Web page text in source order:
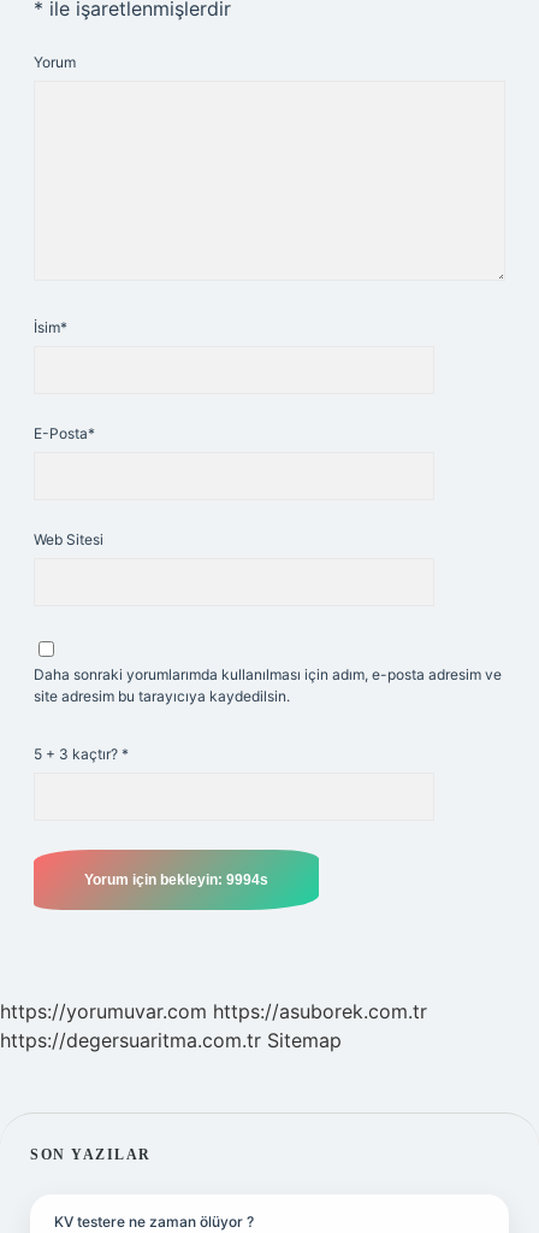
* ile işaretlenmişlerdir
Yorum
İsim*
E-Posta*
Web Sitesi
Daha sonraki yorumlarımda kullanılması için adım, e-posta adresim ve
site adresim bu tarayıcıya kaydedilsin.
5 + 3 kaçtır? *
https://yorumuvar.com https://asuborek.com.tr
https://degersuaritma.com.tr Sitemap
SIDEBAR
SON YAZILAR
KV testere ne zaman ölüyor ?